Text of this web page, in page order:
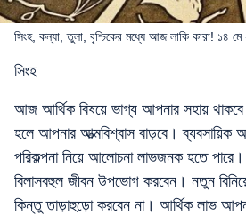
সিংহ, কন্যা, তুলা, বৃশ্চিকের মধ্যে আজ লাকি কারা! ১৪
সিংহ
আজ আর্থিক বিষয়ে ভাগ্য আপনার সহায়
হলে আপনার আত্মবিশ্বাস বাড়বে। ব্যবসায়িক
পরিকল্পনা নিয়ে আলোচনা লাভজনক হতে
বিলাসবহুল জীবন উপভোগ করবেন। নতুন
কিন্তু তাড়াহুড়ো করবেন না। আর্থিক লাভ